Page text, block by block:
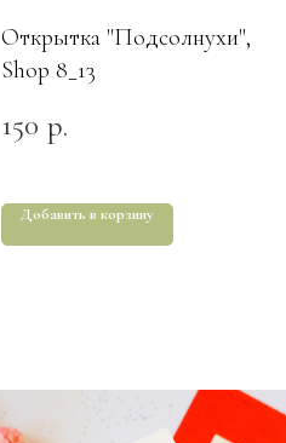
Открытка "Подсолнухи",
Shop 8_13
150 р.
Добавить в корзину